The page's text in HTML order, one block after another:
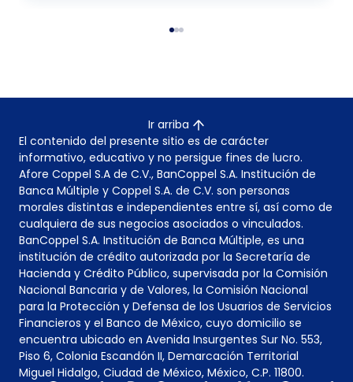
Ir arriba
El contenido del presente sitio es de carácter
informativo, educativo y no persigue fines de lucro.
Afore Coppel S.A de C.V., BanCoppel S.A. Institución de
Banca Múltiple y Coppel S.A. de C.V. son personas
morales distintas e independientes entre sí, así como de
cualquiera de sus negocios asociados o vinculados.
BanCoppel S.A. Institución de Banca Múltiple, es una
institución de crédito autorizada por la Secretaría de
Hacienda y Crédito Público, supervisada por la Comisión
Nacional Bancaria y de Valores, la Comisión Nacional
para la Protección y Defensa de los Usuarios de Servicios
Financieros y el Banco de México, cuyo domicilio se
encuentra ubicado en Avenida Insurgentes Sur No. 553,
Piso 6, Colonia Escandón II, Demarcación Territorial
Miguel Hidalgo, Ciudad de México, México, C.P. 11800.